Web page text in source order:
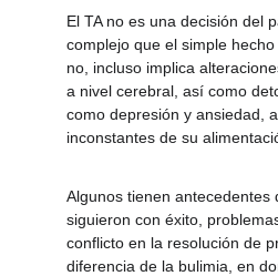
El TA no es una decisión del
complejo que el simple
no, incluso implica
a nivel cerebral, así como
como depresión y ansiedad,
inconstantes de su
Algunos tienen antecedentes
siguieron con éxito,
conflicto en la resolución de
diferencia de la bulimia, en